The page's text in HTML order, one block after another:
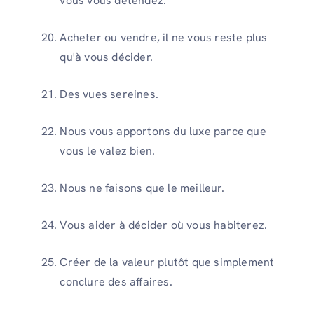
Acheter ou vendre, il ne vous reste plus
qu'à vous décider.
Des vues sereines.
Nous vous apportons du luxe parce que
vous le valez bien.
Nous ne faisons que le meilleur.
Vous aider à décider où vous habiterez.
Créer de la valeur plutôt que simplement
conclure des affaires.